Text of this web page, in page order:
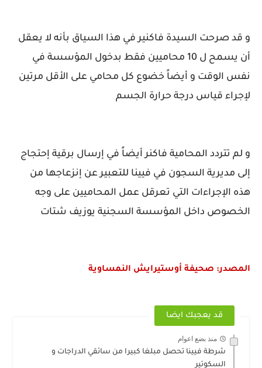
و قد صرحت السيدة فاكنير في هذا السياق بأنه لا يعقل
أن يسمح ل 10 محاميين فقط بدخول المؤسسة في
نفس الوقت و أيضاً خضوع كل محامي على الأقل مرتين
لإجراء قياس درجة حرارة الجسم
و لم تتردد المحامية فاكنر أيضاً في إرسال برقية إحتجاج
إلى مديرية السجون في فيينا للتعبير عن إنزعاجها من
هذه الإجراءات التي تعرقل عمل المحاميين على وجه
الخصوص داخل المؤسسة السجنية يوزيف شتات
المصدر: صحيفة أوستيرايش النمساوية
قد يعجبك ايضا
منذ بضع اعوام
شرطة فيينا تحصل مبلغا كبيرا من سائقي الدراجات و
السكوتير